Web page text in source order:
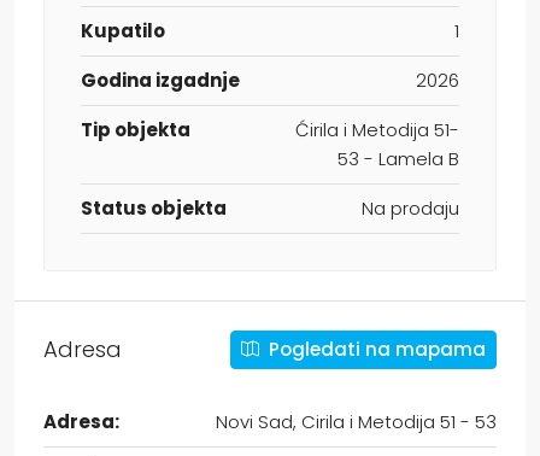
Kupatilo
1
Godina izgadnje
2026
Tip objekta
Ćirila i Metodija 51-
53 - Lamela B
Status objekta
Na prodaju
Adresa Pogledati na mapama
Adresa:
Novi Sad, Cirila i Metodija 51 - 53